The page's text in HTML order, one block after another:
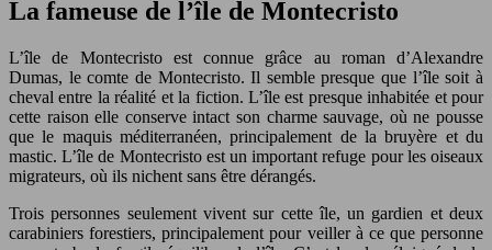
La fameuse de l’île de Montecristo
L’île de Montecristo est connue grâce au roman d’Alexandre
Dumas, le comte de Montecristo. Il semble presque que l’île soit à
cheval entre la réalité et la fiction. L’île est presque inhabitée et pour
cette raison elle conserve intact son charme sauvage, où ne pousse
que le maquis méditerranéen, principalement de la bruyère et du
mastic. L’île de Montecristo est un important refuge pour les oiseaux
migrateurs, où ils nichent sans être dérangés.
Trois personnes seulement vivent sur cette île, un gardien et deux
carabiniers forestiers, principalement pour veiller à ce que personne